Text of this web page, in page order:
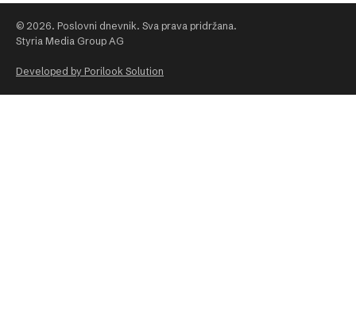
© 2026. Poslovni dnevnik. Sva prava pridržana.
Styria Media Group AG
Developed by Porilook Solution